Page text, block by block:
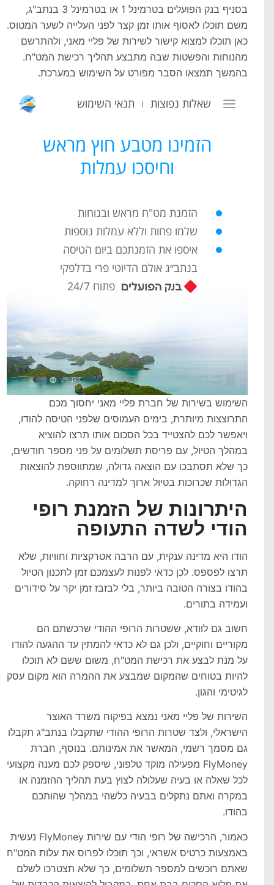
בסניף בנק הפועלים בטרמינל 1 או בטרמינל 3 בנתב"ג,
משם תוכלו לאסוף אותו זמן קצר לפני העלייה לשער המטוס.
כאן תוכלו למצוא קישור לשירות של פליי מאני, ולהתרשם
מהנוחות והפשטות שבה מתבצע תהליך רכישת המט"ח.
בהמשך תמצאו הסבר מפורט על השימוש במערכת.
השימוש בשירות של חברת פליי מאני יחסוך מכם
התרוצצות מיותרת, בימים העמוסים שלפני הטיסה להודו,
ויאפשר לכם להצטייד בכל הסכום אותו תרצו להוציא
במהלך הטיול, עם פריסת תשלומים על פני מספר חודשים,
כך שלא תסתבכו עם הוצאה גדולה, שמתווספת להוצאות
הגדולות שכרוכות בטיול ארוך למדינה רחוקה.
היתרונות של הזמנת רופי
הודי לשדה התעופה
הודו היא מדינה ענקית, עם הרבה אטרקציות וחוויות, שלא
תרצו לפספס. לכן כדאי לפנות לעצמכם זמן לתכנון הטיול
בהודו בצורה הטובה ביותר, בלי לבזבז זמן יקר על סידורים
ועמידה בתורים.
חשוב גם לוודא, ששטרות הרופי ההודי שרכשתם הם
מקוריים וחוקיים, ולכן גם לא כדאי להמתין עד ההגעה להודו
על מנת לבצע את רכישת המט"ח, משום ששם לא תוכלו
להיות בטוחים שהמקום שמבצע את ההמרה הוא מקום עסק
לגיטימי והגון.
השירות של פליי מאני נמצא בפיקוח משרד האוצר
הישראלי, ולצד שטרות הרופי ההודי שתקבלו בנתב"ג תקבלו
גם מסמך רשמי, המאשר את אמינותם. בנוסף, חברת
FlyMoney מפעילה מוקד טלפוני, שיספק לכם מענה מקצועי
לכל שאלה או בעיה שעלולה לצוץ בעת תהליך ההזמנה או
במקרה ואתם נתקלים בבעיה כלשהי במהלך שהותכם
בהודו.
כאמור, הרכישה של רופי הודי עם שירות FlyMoney נעשית
באמצעות כרטיס אשראי, וכך תוכלו לפרוס את עלות המט"ח
שאתם רוכשים למספר תשלומים, כך שלא תצטרכו לשלם